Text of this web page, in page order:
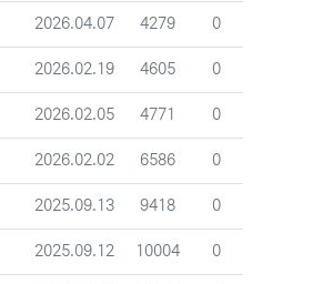
등록일
2026.04.07 조회
4279 추천
0
등록일
2026.02.19 조회
4605 추천
0
등록일
2026.02.05 조회
4771 추천
0
등록일
2026.02.02 조회
6586 추천
0
등록일
2025.09.13 조회
9418 추천
0
등록일
2025.09.12 조회
10004 추천
0